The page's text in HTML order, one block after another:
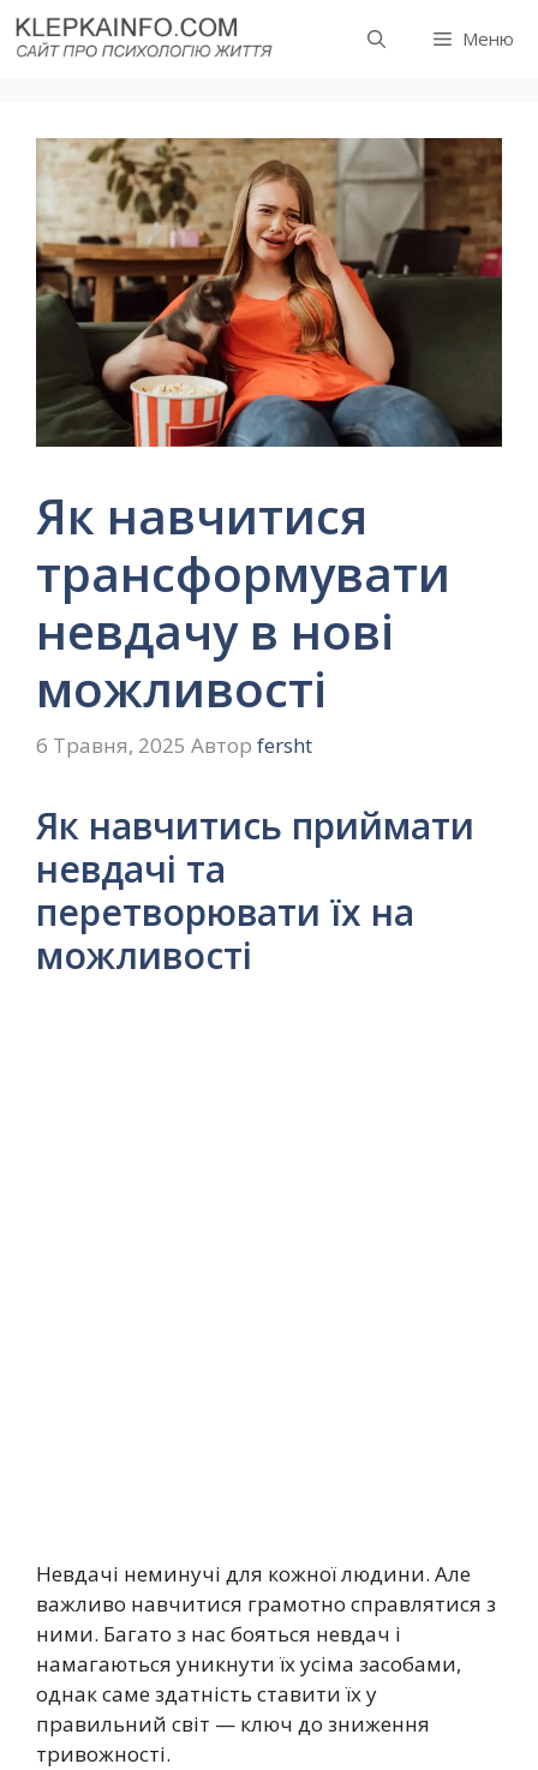
Перейти
до
Меню
Як навчитися
трансформувати
невдачу в нові
можливості
6 Травня, 2025 Автор fersht
Як навчитись приймати
невдачі та
перетворювати їх на
можливості
Невдачі неминучі для кожної людини. Але
важливо навчитися грамотно справлятися з
ними. Багато з нас бояться невдач і
намагаються уникнути їх усіма засобами,
однак саме здатність ставити їх у
правильний світ — ключ до зниження
тривожності.